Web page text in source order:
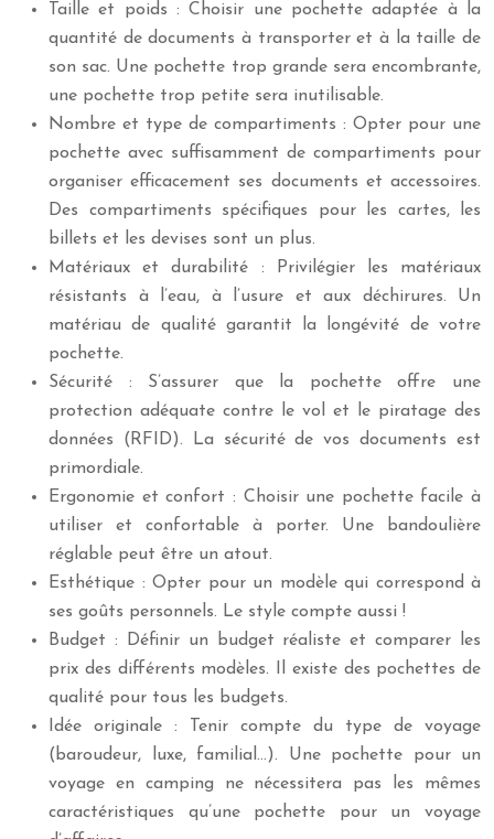
Taille et poids : Choisir une pochette adaptée à la
quantité de documents à transporter et à la taille de
son sac. Une pochette trop grande sera encombrante,
une pochette trop petite sera inutilisable.
Nombre et type de compartiments : Opter pour une
pochette avec suffisamment de compartiments pour
organiser efficacement ses documents et accessoires.
Des compartiments spécifiques pour les cartes, les
billets et les devises sont un plus.
Matériaux et durabilité : Privilégier les matériaux
résistants à l’eau, à l’usure et aux déchirures. Un
matériau de qualité garantit la longévité de votre
pochette.
Sécurité : S’assurer que la pochette offre une
protection adéquate contre le vol et le piratage des
données (RFID). La sécurité de vos documents est
primordiale.
Ergonomie et confort : Choisir une pochette facile à
utiliser et confortable à porter. Une bandoulière
réglable peut être un atout.
Esthétique : Opter pour un modèle qui correspond à
ses goûts personnels. Le style compte aussi !
Budget : Définir un budget réaliste et comparer les
prix des différents modèles. Il existe des pochettes de
qualité pour tous les budgets.
Idée originale : Tenir compte du type de voyage
(baroudeur, luxe, familial…). Une pochette pour un
voyage en camping ne nécessitera pas les mêmes
caractéristiques qu’une pochette pour un voyage